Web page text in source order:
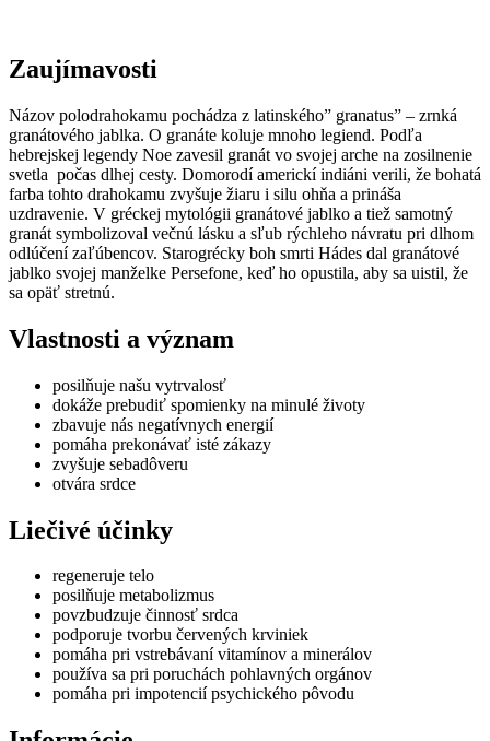
Zaujímavosti
Názov polodrahokamu pochádza z latinského” granatus” – zrnká
granátového jablka. O granáte koluje mnoho legiend. Podľa
hebrejskej legendy Noe zavesil granát vo svojej arche na zosilnenie
svetla počas dlhej cesty. Domorodí americkí indiáni verili, že bohatá
farba tohto drahokamu zvyšuje žiaru i silu ohňa a prináša
uzdravenie. V gréckej mytológii granátové jablko a tiež samotný
granát symbolizoval večnú lásku a sľub rýchleho návratu pri dlhom
odlúčení zaľúbencov. Starogrécky boh smrti Hádes dal granátové
jablko svojej manželke Persefone, keď ho opustila, aby sa uistil, že
sa opäť stretnú.
Vlastnosti a význam
posilňuje našu vytrvalosť
dokáže prebudiť spomienky na minulé životy
zbavuje nás negatívnych energií
pomáha prekonávať isté zákazy
zvyšuje sebadôveru
otvára srdce
Liečivé účinky
regeneruje telo
posilňuje metabolizmus
povzbudzuje činnosť srdca
podporuje tvorbu červených krviniek
pomáha pri vstrebávaní vitamínov a minerálov
používa sa pri poruchách pohlavných orgánov
pomáha pri impotencií psychického pôvodu